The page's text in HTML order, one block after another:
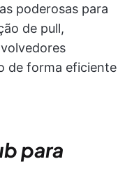
poderosas para
de pull,
de forma eficiente
para